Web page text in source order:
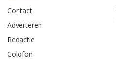
Contact
Adverteren
Redactie
Colofon